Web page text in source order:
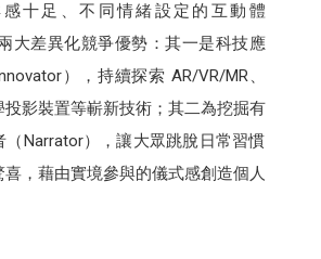
十足、不同情緒設定的互動體
大差異化競爭優勢：其一是科技應
），持續探索 AR/VR/MR、
影裝置等嶄新技術；其二為挖掘有
（Narrator），讓大眾跳脫日常習慣
，藉由實境參與的儀式感創造個人